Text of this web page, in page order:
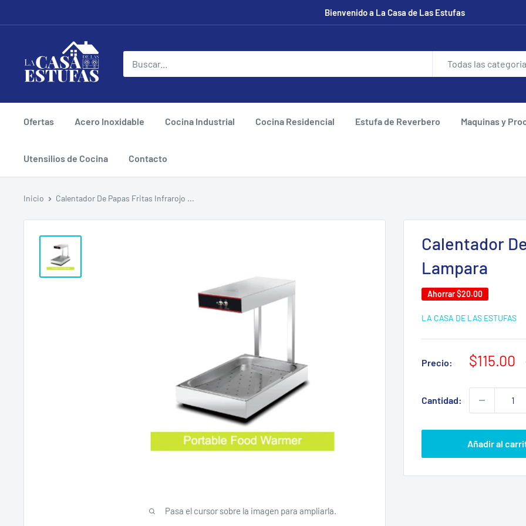
directamente
contenido
Bienvenido a La Casa de Las Estufas
Casa
De
Todas las
Ofertas Acero Inoxidable Cocina Industrial Cocina Residencial Estufa de Reverbero Maquinas y
Utensilios de Cocina Contacto
Inicio Calentador De Papas Fritas Infrarojo ...
Pasa el cursor sobre la imagen para ampliarla.
Calentador
Lampara
Ahorrar$20.00
LA CASA DE LAS ESTUFAS
Precio:
Precio
venta
$115.00
Cantidad:
Añadir al